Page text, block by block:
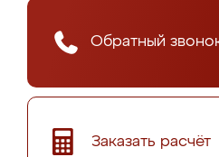
Обратный
Заказать расчёт